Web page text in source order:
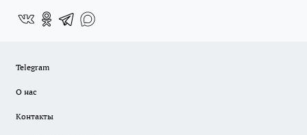
Telegram
О нас
Контакты